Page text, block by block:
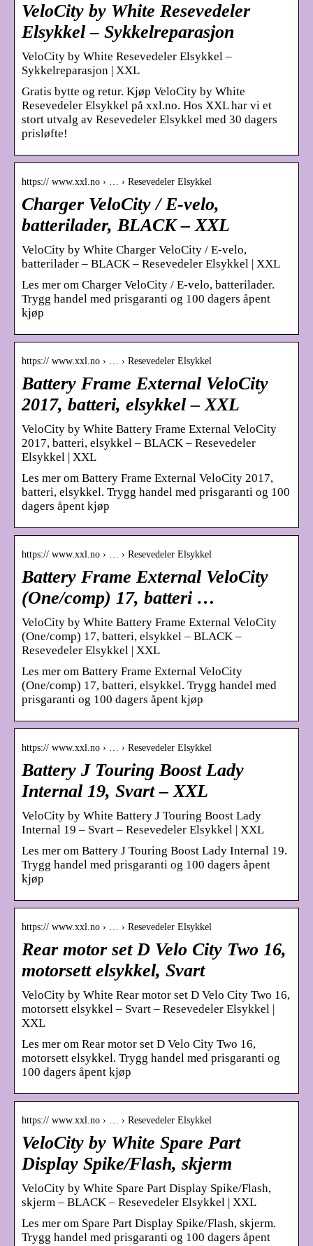
VeloCity by White Resevedeler
Elsykkel – Sykkelreparasjon
VeloCity by White Resevedeler Elsykkel –
Sykkelreparasjon | XXL
Gratis bytte og retur. Kjøp VeloCity by White
Resevedeler Elsykkel på xxl.no. Hos XXL har vi et
stort utvalg av Resevedeler Elsykkel med 30 dagers
prisløfte!
https:// www.xxl.no › … › Resevedeler Elsykkel
Charger VeloCity / E-velo,
batterilader, BLACK – XXL
VeloCity by White Charger VeloCity / E-velo,
batterilader – BLACK – Resevedeler Elsykkel | XXL
Les mer om Charger VeloCity / E-velo, batterilader.
Trygg handel med prisgaranti og 100 dagers åpent
kjøp
https:// www.xxl.no › … › Resevedeler Elsykkel
Battery Frame External VeloCity
2017, batteri, elsykkel – XXL
VeloCity by White Battery Frame External VeloCity
2017, batteri, elsykkel – BLACK – Resevedeler
Elsykkel | XXL
Les mer om Battery Frame External VeloCity 2017,
batteri, elsykkel. Trygg handel med prisgaranti og 100
dagers åpent kjøp
https:// www.xxl.no › … › Resevedeler Elsykkel
Battery Frame External VeloCity
(One/comp) 17, batteri …
VeloCity by White Battery Frame External VeloCity
(One/comp) 17, batteri, elsykkel – BLACK –
Resevedeler Elsykkel | XXL
Les mer om Battery Frame External VeloCity
(One/comp) 17, batteri, elsykkel. Trygg handel med
prisgaranti og 100 dagers åpent kjøp
https:// www.xxl.no › … › Resevedeler Elsykkel
Battery J Touring Boost Lady
Internal 19, Svart – XXL
VeloCity by White Battery J Touring Boost Lady
Internal 19 – Svart – Resevedeler Elsykkel | XXL
Les mer om Battery J Touring Boost Lady Internal 19.
Trygg handel med prisgaranti og 100 dagers åpent
kjøp
https:// www.xxl.no › … › Resevedeler Elsykkel
Rear motor set D Velo City Two 16,
motorsett elsykkel, Svart
VeloCity by White Rear motor set D Velo City Two 16,
motorsett elsykkel – Svart – Resevedeler Elsykkel |
XXL
Les mer om Rear motor set D Velo City Two 16,
motorsett elsykkel. Trygg handel med prisgaranti og
100 dagers åpent kjøp
https:// www.xxl.no › … › Resevedeler Elsykkel
VeloCity by White Spare Part
Display Spike/Flash, skjerm
VeloCity by White Spare Part Display Spike/Flash,
skjerm – BLACK – Resevedeler Elsykkel | XXL
Les mer om Spare Part Display Spike/Flash, skjerm.
Trygg handel med prisgaranti og 100 dagers åpent